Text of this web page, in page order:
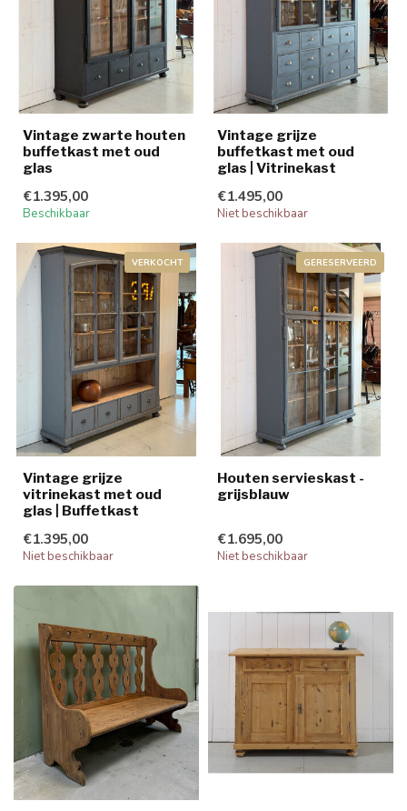
Vintage zwarte houten
buffetkast met oud
glas
€1.395,00
Beschikbaar
Vintage grijze
buffetkast met oud
glas | Vitrinekast
€1.495,00
Niet beschikbaar
VERKOCHT
Vintage grijze
vitrinekast met oud
glas | Buffetkast
€1.395,00
Niet beschikbaar
GERESERVEERD
Houten servieskast -
grijsblauw
€1.695,00
Niet beschikbaar